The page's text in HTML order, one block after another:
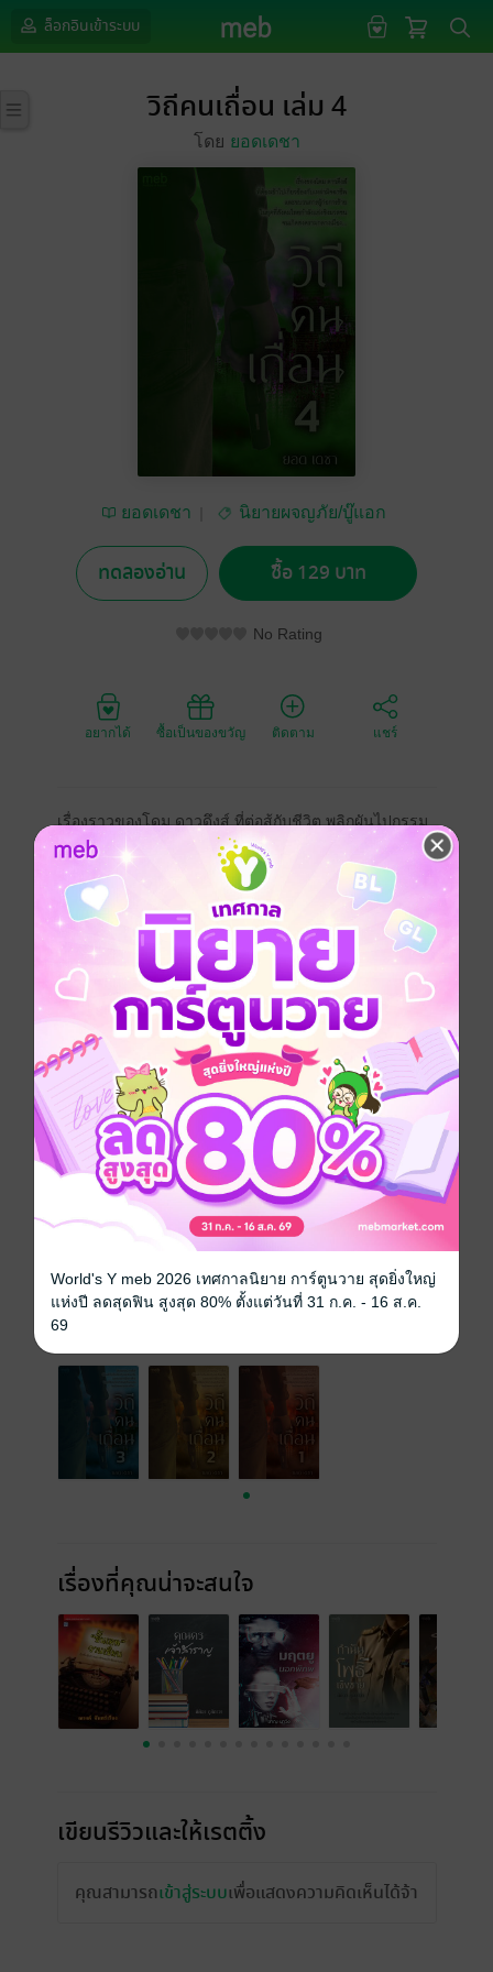
ล็อกอินเข้าระบบ
วิถีคนเถื่อน เล่ม 4
โดย ยอดเดชา
ยอดเดชา
นิยายผจญภัย/บู๊แอก
ทดลองอ่าน ซื้อ 129 บาท
No Rating
อยากได้ ซื้อเป็นของขวัญ ติดตาม แชร์
เรื่องราวของโดม ดาวดึงส์ ที่ต่อสู้กับชีวิต พลิกผันไปกรรม
ลิขิต พลัดหลงไปอยู่ในเส้นทางของคนเถื่อน ทั้งนักเลง ผู้
ก่อการร้าย เขาพยายามดึงใจตัวเอง ไม่ให้หลงจมปลักไป
มากกว่านี้ การจะถอนตัวออกจากวังวนความชั่วร้าย จะ
ต้องอาศัย ฝีมือ ดวงชะตา และกรรมบันดาล โดมผ่านพบ
ทั้งความดี ความเลว ทั้งคนดี และคนเลว ผิดหวัง สมหวัง
ซึ่งขึ้นอยู่โชคชะตา หรือว่ามือตัวเอง เป็นผู้ลิขิต ติดตาม
วิถีคนเถื่อน ซึ่งเคยลือลั่นมาแล้ว ในแปลกสเปเชียล
แอกชัน
ซีรีส์ วิถีคนเถื่อน
ประเภทไฟล์ pdf, epub(สารบัญ)
วันที่วางขาย 31 กรกฎาคม 2562
ความยาว 486 หน้า (≈ 89,552 คำ)
ราคาปก 129 บาท
เล่มอื่นๆ ในซีรีส์
เรื่องที่คุณน่าจะสนใจ
เขียนรีวิวและให้เรตติ้ง
คุณสามารถเข้าสู่ระบบเพื่อแสดงความคิดเห็นได้จ้า
World's Y meb 2026 เทศกาลนิยาย การ์ตูนวาย สุดยิ่งใหญ่
แห่งปี ลดสุดฟิน สูงสุด 80% ตั้งแต่วันที่ 31 ก.ค. - 16 ส.ค.
69